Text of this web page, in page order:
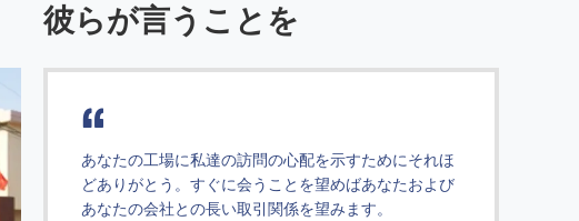
彼らが言うことを
非常によい友人および共同経営者を持つこと非常に素
晴らしい。希望私達は私達の出張のより明るい未来を
作ることができます。